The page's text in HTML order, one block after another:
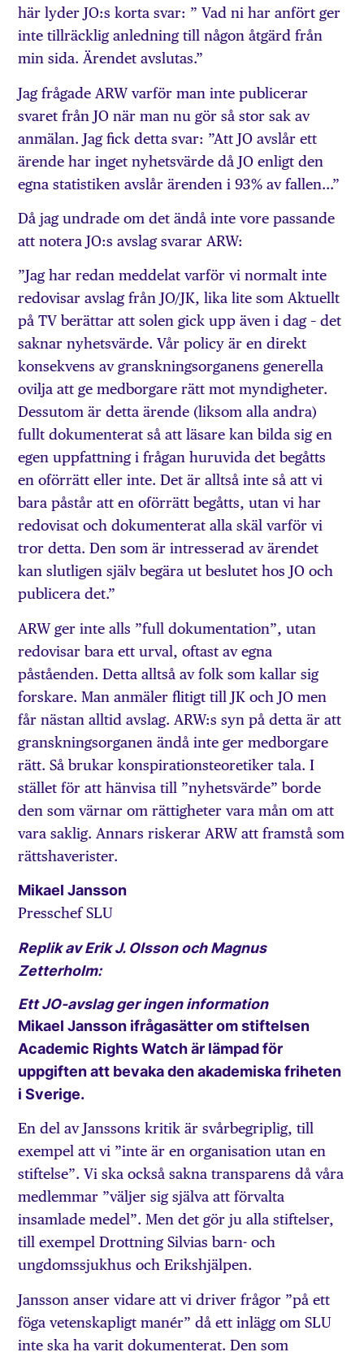
här lyder JO:s korta svar: ” Vad ni har anfört ger
inte tillräcklig anledning till någon åtgärd från
min sida. Ärendet avslutas.”
Jag frågade ARW varför man inte publicerar
svaret från JO när man nu gör så stor sak av
anmälan. Jag fick detta svar: ”Att JO avslår ett
ärende har inget nyhetsvärde då JO enligt den
egna statistiken avslår ärenden i 93% av fallen…”
Då jag undrade om det ändå inte vore passande
att notera JO:s avslag svarar ARW:
”Jag har redan meddelat varför vi normalt inte
redovisar avslag från JO/JK, lika lite som Aktuellt
på TV berättar att solen gick upp även i dag – det
saknar nyhetsvärde. Vår policy är en direkt
konsekvens av granskningsorganens generella
ovilja att ge medborgare rätt mot myndigheter.
Dessutom är detta ärende (liksom alla andra)
fullt dokumenterat så att läsare kan bilda sig en
egen uppfattning i frågan huruvida det begåtts
en oförrätt eller inte. Det är alltså inte så att vi
bara påstår att en oförrätt begåtts, utan vi har
redovisat och dokumenterat alla skäl varför vi
tror detta. Den som är intresserad av ärendet
kan slutligen själv begära ut beslutet hos JO och
publicera det.”
ARW ger inte alls ”full dokumentation”, utan
redovisar bara ett urval, oftast av egna
påståenden. Detta alltså av folk som kallar sig
forskare. Man anmäler flitigt till JK och JO men
får nästan alltid avslag. ARW:s syn på detta är att
gransknings­organen ändå inte ger medborgare
rätt. Så brukar konspirationsteoretiker tala. I
stället för att hänvisa till ”nyhetsvärde” borde
den som värnar om rättigheter vara mån om att
vara saklig. Annars riskerar ARW att framstå som
rätts­haverister.
Mikael Jansson
Presschef SLU
Replik av Erik J. Olsson och Magnus
Zetterholm:
Ett JO-avslag ger ingen information
Mikael Jansson ifrågasätter om stiftelsen
Academic Rights Watch är lämpad för
uppgiften att bevaka den akademiska friheten
i Sverige.
En del av Janssons kritik är svårbegriplig, till
exempel att vi ”inte är en organisation utan en
stiftelse”. Vi ska också sakna transparens då våra
medlemmar ”väljer sig själva att förvalta
insamlade medel”. Men det gör ju alla stiftelser,
till exempel Drottning Silvias barn- och
ungdomssjukhus och Erikshjälpen.
Jansson anser vidare att vi driver frågor ”på ett
föga vetenskapligt manér” då ett inlägg om SLU
inte ska ha varit dokumenterat. Den som